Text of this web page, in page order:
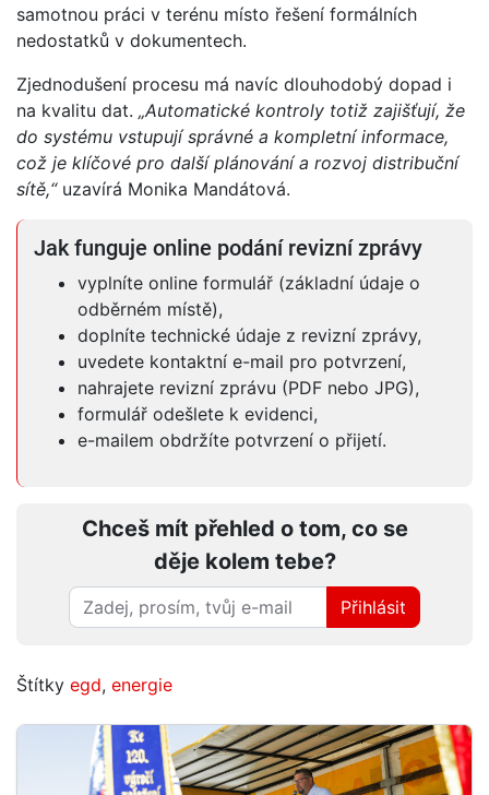
samotnou práci v terénu místo řešení formálních
nedostatků v dokumentech.
Zjednodušení procesu má navíc dlouhodobý dopad i
na kvalitu dat. „Automatické kontroly totiž zajišťují, že
do systému vstupují správné a kompletní informace,
což je klíčové pro další plánování a rozvoj distribuční
sítě,“ uzavírá Monika Mandátová.
Jak funguje online podání revizní zprávy
vyplníte online formulář (základní údaje o
odběrném místě),
doplníte technické údaje z revizní zprávy,
uvedete kontaktní e-mail pro potvrzení,
nahrajete revizní zprávu (PDF nebo JPG),
formulář odešlete k evidenci,
e-mailem obdržíte potvrzení o přijetí.
Chceš mít přehled o tom, co se
děje kolem tebe?
Přihlásit
Štítky egd, energie